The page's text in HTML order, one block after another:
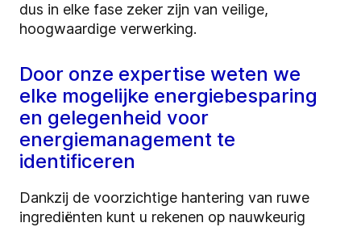
dus in elke fase zeker zijn van veilige,
hoogwaardige verwerking.
Door onze expertise weten we
elke mogelijke energiebesparing
en gelegenheid voor
energiemanagement te
identificeren
Dankzij de voorzichtige hantering van ruwe
ingrediënten kunt u rekenen op nauwkeurig